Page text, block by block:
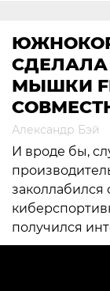
МЫШКИ
Александр Бэй
И вроде бы,
заколлабился
получился